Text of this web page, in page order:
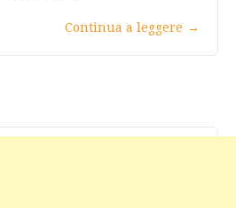
Continua a leggere →